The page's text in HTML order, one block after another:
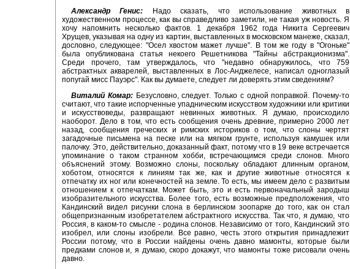
Александр Генис: Надо сказать, что использование животных в
художественном процессе, как вы справедливо заметили, не такая уж новость. Я
хочу напомнить несколько фактов. 1 декабря 1962 года Никита Сергеевич
Хрущев, указывая на одну из картин, выставленных в московском манеже, сказал,
дословно, следующее: "Осел хвостом мажет лучше". В том же году в "Огоньке"
была опубликована статья некоего Решетникова "Тайны абстракционизма".
Среди прочего, там утверждалось, что "недавно обнаружилось, что 759
абстрактных акварелей, выставленных в Лос-Анджелесе, написал одноглазый
попугай мисс Пауэрс". Как вы думаете, следует ли доверять этим сведениям?
Виталий Комар:Безусловно, следует. Только с одной поправкой. Почему-то
считают, что такие испорченные упадническим искусством художники или критики
и искусствоведы, развращают невинных животных. Я думаю, происходило
наоборот. Дело в том, что есть сообщения очень древние, примерно 2000 лет
назад, сообщения греческих и римских историков о том, что слоны чертят
загадочные письмена на песке или на мягком грунте, используя камушек или
палочку. Это, действительно, доказанный факт, потому что в 19 веке встречается
упоминание о таком странном хобби, встречающимся среди слонов. Много
объяснений этому. Возможно слоны, поскольку обладают длинным органом,
хоботом, относятся к линиям так же, как и другие животные относятся к
отпечатку их ног или конечностей на земле. То есть, мы имеем дело с развитым
отношением к отпечаткам. Может быть, это и есть первоначальный зародыш
изобразительного искусства. Более того, есть возможные предположения, что
Кандинский видел рисунки слона в берлинском зоопарке до того, как он стал
общепризнанным изобретателем абстрактного искусства. Так что, я думаю, что
Россия, в каком-то смысле - родина слонов. Независимо от того, Кандинский это
изобрел, или слоны изобрели. Все равно, честь этого открытия принадлежит
России потому, что в России найдены очень давно мамонты, которые были
предками слонов и, я думаю, скоро докажут, что мамонты тоже рисовали очень
давно.